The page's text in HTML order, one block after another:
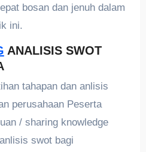
bosan dan jenuh dalam
ini.
ANALISIS SWOT
tahapan dan anlisis
perusahaan Peserta
/ sharing knowledge
swot bagi